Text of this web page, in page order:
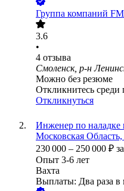
Группа компаний
3.6
•
4 отзыва
Смоленск, р-н
Можно без резюме
Откликнитесь среди
Откликнуться
Инженер по
Московская
230 000 – 250 000 ₽
Опыт 3-6 лет
Вахта
Выплаты: Два раза в